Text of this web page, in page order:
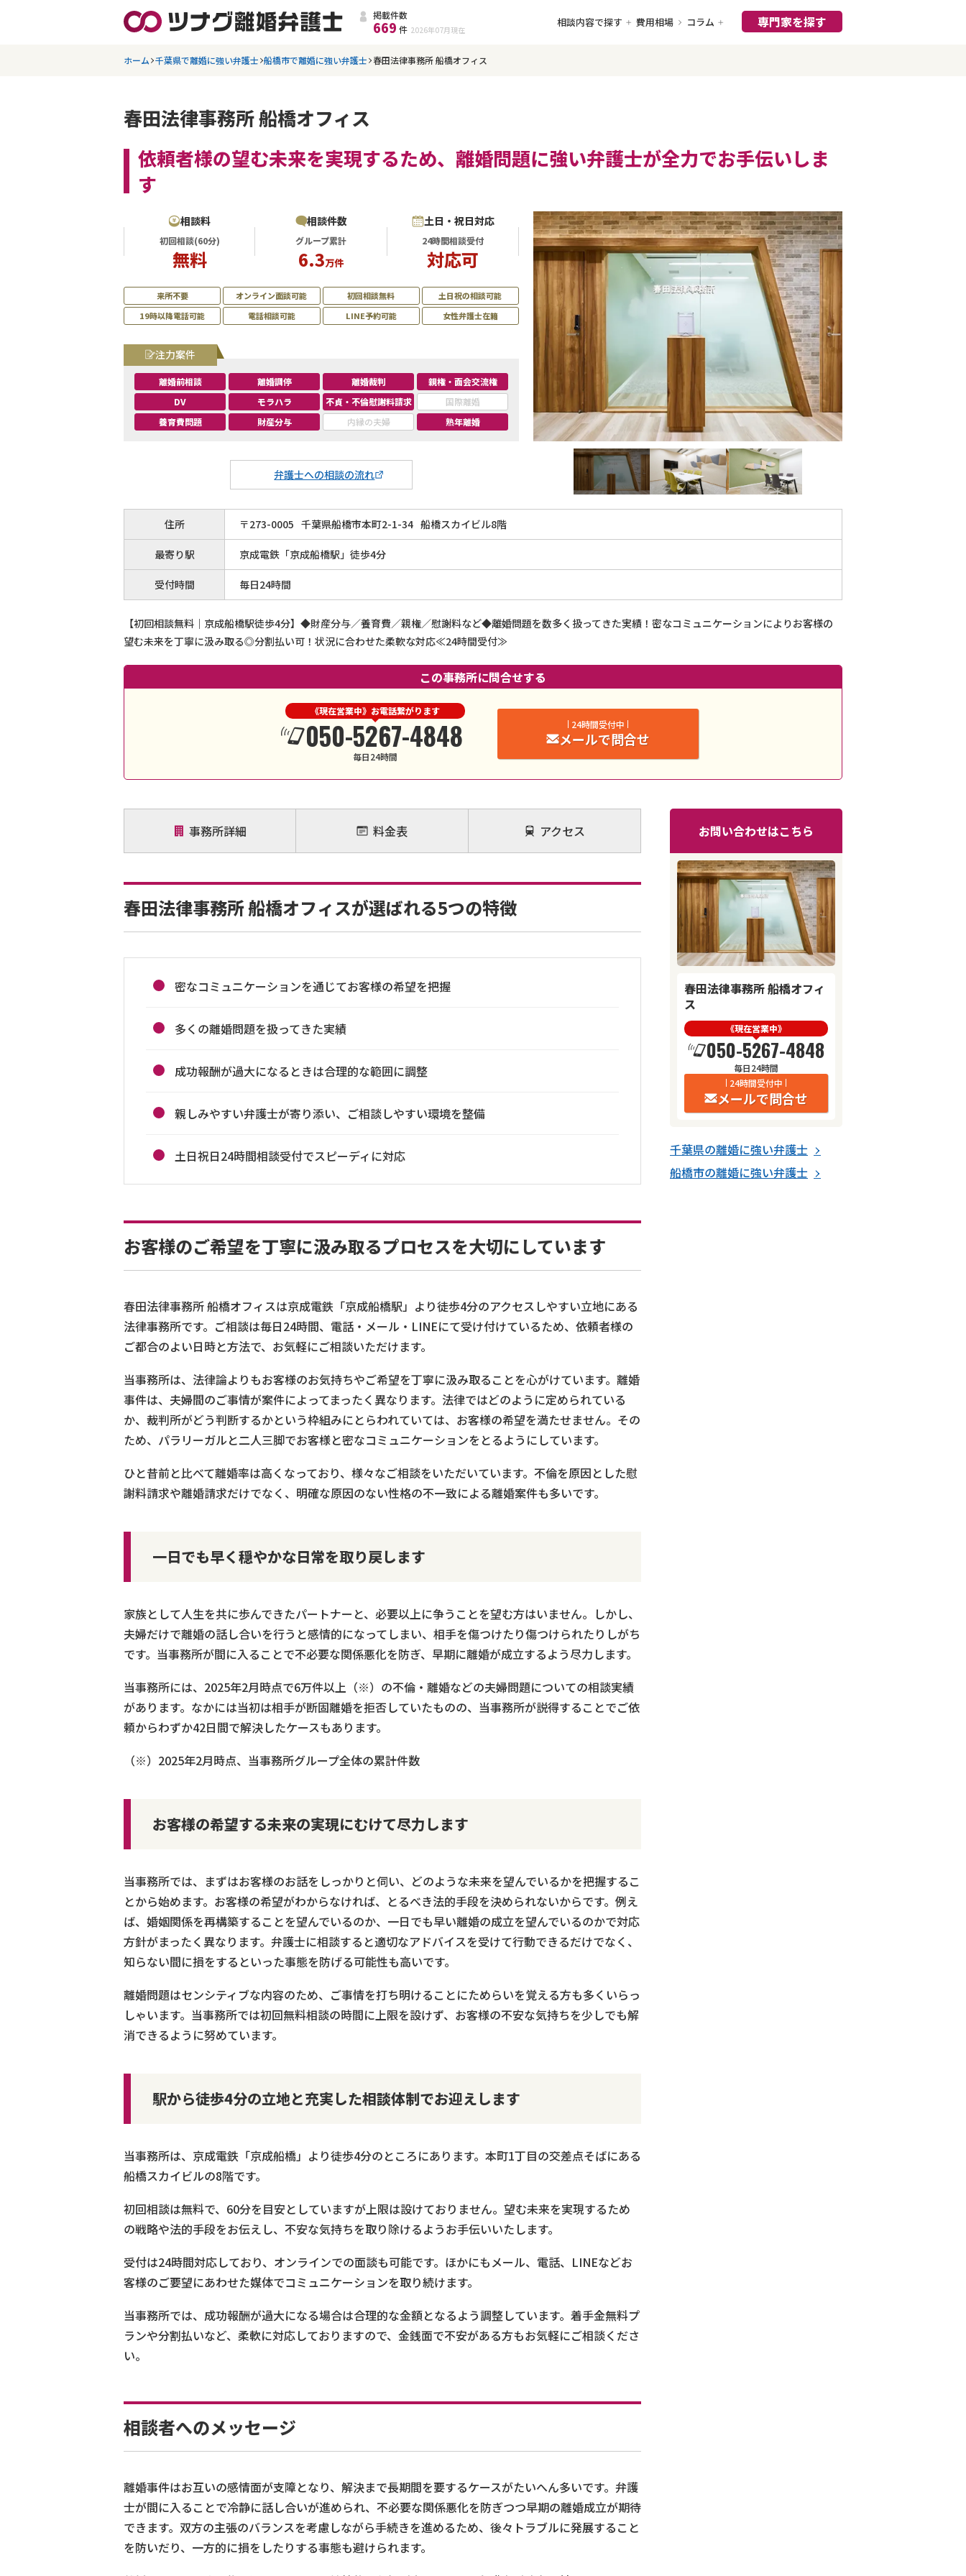
掲載件数
669 件 2026年07月 現在
相談内容で探す 費用相場 コラム 専門家を探す
ホーム 千葉県で離婚に強い弁護士 船橋市で離婚に強い弁護士 春田法律事務所 船橋オフィス
春田法律事務所 船橋オフィス
依頼者様の望む未来を実現するため、離婚問題に強い弁護士が全力でお手伝いしま
す
相談料
初回相談(60分)
無料
相談件数
グループ累計
6.3万件
土日・祝日対応
24時間相談受付
対応可
来所不要 オンライン面談可能 初回相談無料
土日祝の相談可能
19時以降電話可能
電話相談可能 LINE予約可能 女性弁護士在籍
弁護士への相談の流れ
注力案件
離婚前相談 離婚調停 離婚裁判
親権・面会交流権
DV
モラハラ 不貞・不倫慰謝料請求
国際離婚
養育費問題
財産分与 内縁の夫婦 熟年離婚
住所 〒273-0005 千葉県船橋市本町2-1-34 船橋スカイビル8階
最寄り駅 京成電鉄「京成船橋駅」徒歩4分
受付時間 毎日24時間
【初回相談無料｜京成船橋駅徒歩4分】◆財産分与／養育費／親権／慰謝料など◆離婚問題を数多く扱ってきた実績！密なコミュニケーションによりお客様の
望む未来を丁寧に汲み取る◎分割払い可！状況に合わせた柔軟な対応≪24時間受付≫
この事務所に問合せする
《現在営業中》お電話繋がります
050-5267-4848
毎日24時間
24時間受付中
メールで問合せ
事務所詳細 料金表 アクセス
春田法律事務所 船橋オフィスが選ばれる5つの特徴
密なコミュニケーションを通じてお客様の希望を把握
多くの離婚問題を扱ってきた実績
成功報酬が過大になるときは合理的な範囲に調整
親しみやすい弁護士が寄り添い、ご相談しやすい環境を整備
土日祝日24時間相談受付でスピーディに対応
お客様のご希望を丁寧に汲み取るプロセスを大切にしています
春田法律事務所 船橋オフィスは京成電鉄「京成船橋駅」より徒歩4分のアクセスしやすい立地にある
法律事務所です。ご相談は毎日24時間、電話・メール・LINEにて受け付けているため、依頼者様の
ご都合のよい日時と方法で、お気軽にご相談いただけます。
当事務所は、法律論よりもお客様のお気持ちやご希望を丁寧に汲み取ることを心がけています。離婚
事件は、夫婦間のご事情が案件によってまったく異なります。法律ではどのように定められている
か、裁判所がどう判断するかという枠組みにとらわれていては、お客様の希望を満たせません。その
ため、パラリーガルと二人三脚でお客様と密なコミュニケーションをとるようにしています。
ひと昔前と比べて離婚率は高くなっており、様々なご相談をいただいています。不倫を原因とした慰
謝料請求や離婚請求だけでなく、明確な原因のない性格の不一致による離婚案件も多いです。
一日でも早く穏やかな日常を取り戻します
家族として人生を共に歩んできたパートナーと、必要以上に争うことを望む方はいません。しかし、
夫婦だけで離婚の話し合いを行うと感情的になってしまい、相手を傷つけたり傷つけられたりしがち
です。当事務所が間に入ることで不必要な関係悪化を防ぎ、早期に離婚が成立するよう尽力します。
当事務所には、2025年2月時点で6万件以上（※）の不倫・離婚などの夫婦問題についての相談実績
があります。なかには当初は相手が断固離婚を拒否していたものの、当事務所が説得することでご依
頼からわずか42日間で解決したケースもあります。
（※）2025年2月時点、当事務所グループ全体の累計件数
お客様の希望する未来の実現にむけて尽力します
当事務所では、まずはお客様のお話をしっかりと伺い、どのような未来を望んでいるかを把握するこ
とから始めます。お客様の希望がわからなければ、とるべき法的手段を決められないからです。例え
ば、婚姻関係を再構築することを望んでいるのか、一日でも早い離婚の成立を望んでいるのかで対応
方針がまったく異なります。弁護士に相談すると適切なアドバイスを受けて行動できるだけでなく、
知らない間に損をするといった事態を防げる可能性も高いです。
離婚問題はセンシティブな内容のため、ご事情を打ち明けることにためらいを覚える方も多くいらっ
しゃいます。当事務所では初回無料相談の時間に上限を設けず、お客様の不安な気持ちを少しでも解
消できるように努めています。
駅から徒歩4分の立地と充実した相談体制でお迎えします
当事務所は、京成電鉄「京成船橋」より徒歩4分のところにあります。本町1丁目の交差点そばにある
船橋スカイビルの8階です。
初回相談は無料で、60分を目安としていますが上限は設けておりません。望む未来を実現するため
の戦略や法的手段をお伝えし、不安な気持ちを取り除けるようお手伝いいたします。
受付は24時間対応しており、オンラインでの面談も可能です。ほかにもメール、電話、LINEなどお
客様のご要望にあわせた媒体でコミュニケーションを取り続けます。
当事務所では、成功報酬が過大になる場合は合理的な金額となるよう調整しています。着手金無料プ
ランや分割払いなど、柔軟に対応しておりますので、金銭面で不安がある方もお気軽にご相談くださ
い。
相談者へのメッセージ
離婚事件はお互いの感情面が支障となり、解決まで長期間を要するケースがたいへん多いです。弁護
士が間に入ることで冷静に話し合いが進められ、不必要な関係悪化を防ぎつつ早期の離婚成立が期待
できます。双方の主張のバランスを考慮しながら手続きを進めるため、後々トラブルに発展すること
を防いだり、一方的に損をしたりする事態も避けられます。
お問い合わせはこちら
春田法律事務所 船橋オフィ
ス
《現在営業中》
050-5267-4848
毎日24時間
24時間受付中
メールで問合せ
千葉県の離婚に強い弁護士
船橋市の離婚に強い弁護士